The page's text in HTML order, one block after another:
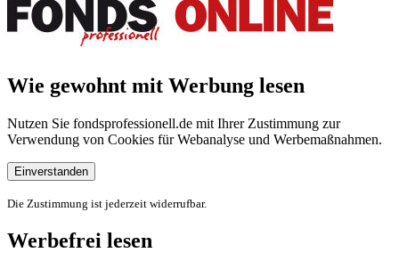
Wie gewohnt mit Werbung lesen
Nutzen Sie fondsprofessionell.de mit Ihrer Zustimmung zur
Verwendung von Cookies für Webanalyse und Werbemaßnahmen.
Einverstanden
Die Zustimmung ist jederzeit widerrufbar.
Werbefrei lesen